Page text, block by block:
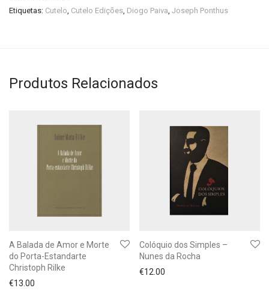
Etiquetas: Cutelo, Cutelo Edições, Diogo Paiva, Joseph Ponthus
Produtos Relacionados
A Balada de Amor e Morte
do Porta-Estandarte
Christoph Rilke
€13.00
Colóquio dos Simples –
Nunes da Rocha
€12.00